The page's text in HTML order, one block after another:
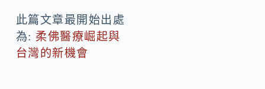
此篇文章最開始出處
為: 柔佛醫療崛起與
台灣的新機會